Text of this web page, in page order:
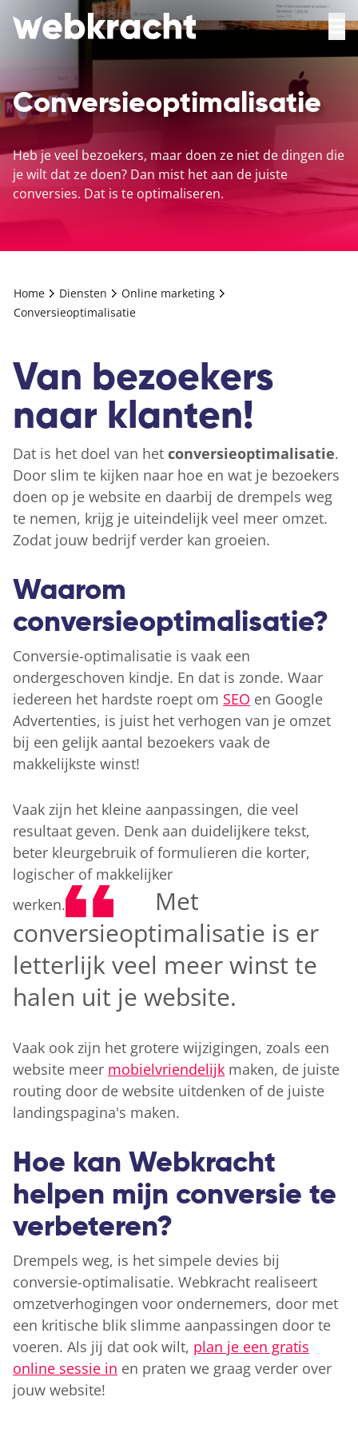
Conversieoptimalisatie
Heb je veel bezoekers, maar doen ze niet de dingen die
je wilt dat ze doen? Dan mist het aan de juiste
conversies. Dat is te optimaliseren.
Home Diensten
Online marketing
Conversieoptimalisatie
Van bezoekers
naar klanten!
Dat is het doel van het conversieoptimalisatie.
Door slim te kijken naar hoe en wat je bezoekers
doen op je website en daarbij de drempels weg
te nemen, krijg je uiteindelijk veel meer omzet.
Zodat jouw bedrijf verder kan groeien.
Waarom
conversieoptimalisatie?
Conversie-optimalisatie is vaak een
ondergeschoven kindje. En dat is zonde. Waar
iedereen het hardste roept om SEO en Google
Advertenties, is juist het verhogen van je omzet
bij een gelijk aantal bezoekers vaak de
makkelijkste winst!
Vaak zijn het kleine aanpassingen, die veel
resultaat geven. Denk aan duidelijkere tekst,
beter kleurgebruik of formulieren die korter,
logischer of makkelijker
werken.
Met
conversieoptimalisatie is er
letterlijk veel meer winst te
halen uit je website.
Vaak ook zijn het grotere wijzigingen, zoals een
website meer mobielvriendelijk maken, de juiste
routing door de website uitdenken of de juiste
landingspagina's maken.
Hoe kan Webkracht
helpen mijn conversie te
verbeteren?
Drempels weg, is het simpele devies bij
conversie-optimalisatie. Webkracht realiseert
omzetverhogingen voor ondernemers, door met
een kritische blik slimme aanpassingen door te
voeren. Als jij dat ook wilt, plan je een gratis
online sessie in en praten we graag verder over
jouw website!